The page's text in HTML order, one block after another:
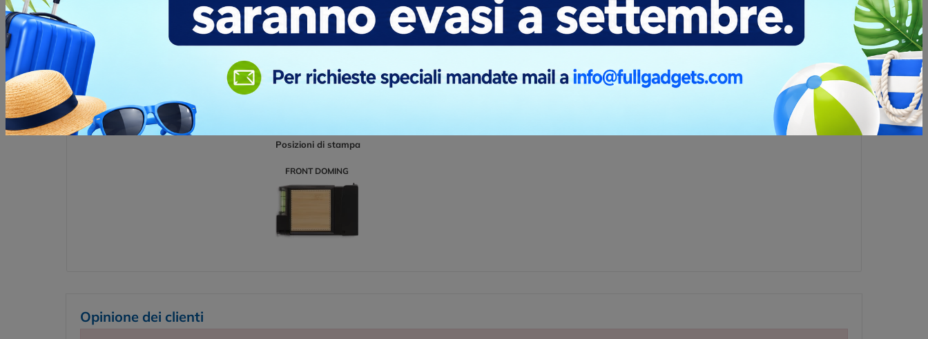
FRONT DOMING
ETICHETTA
ADESIVA
RESINATA
tecnica di finitura utilizzata per applicare un rivestimento trasparente e tridimensionale su una superficie, solitamente
su etichette, adesivi o oggetti promozionali. Questa tecnica viene anche chiamata "doming resin" o "doming gel".
Posizioni di stampa
FRONT DOMING
Opinione dei clienti